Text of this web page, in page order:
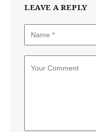
LEAVE A REPLY